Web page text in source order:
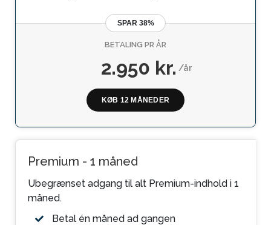
Premium - 1 måned
Ubegrænset adgang til alt Premium-indhold i 1
måned.
Betal én måned ad gangen
SPAR 38%
BETALING PR ÅR
2.950 kr./år
KØB 12 MÅNEDER